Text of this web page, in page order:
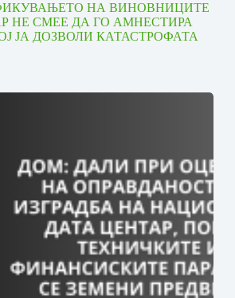
НА ВИНОВНИЦИТЕ
НЕ СМЕЕ ДА ГО АМНЕСТИРА
ЈА ДОЗВОЛИ КАТАСТРОФАТА